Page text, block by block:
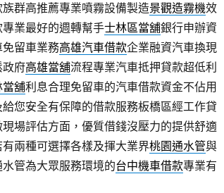
群高推薦專業噴霧設備製造景觀造霧機效
業最好的週轉幫手士林區當舖銀行申辦資
留車業務高雄汽車借款企業融資汽車換現
政府高雄當舖流程專業汽車抵押貸款超低利
當舖利息合理免留車的汽車借款資金不佔用
給您安全有保障的借款服務板橋區經工作貸
場評估方面，優質借錢沒壓力的提供舒適
兩種可選擇各樣及揮大業界桃園通水管與
管為大眾服務環境的台中機車借款專業有